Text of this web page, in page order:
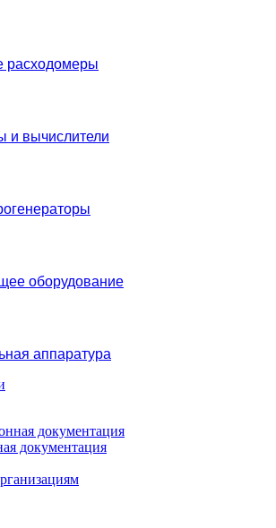
расходомеры
и вычислители
оборудование
аппаратура
документация
документация